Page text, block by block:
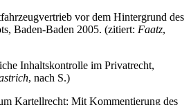
vor dem Hintergrund des
Baden-Baden 2005. (zitiert: Faatz,
Inhaltskontrolle im Privatrecht,
, nach S.)
Kartellrecht: Mit Kommentierung des